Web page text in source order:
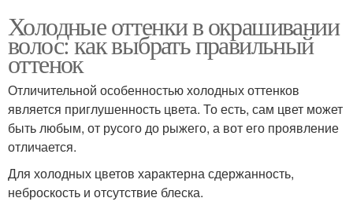
Холодные оттенки в окрашивании
волос: как выбрать правильный
оттенок
Отличительной особенностью холодных оттенков
является приглушенность цвета. То есть, сам цвет может
быть любым, от русого до рыжего, а вот его проявление
отличается.
Для холодных цветов характерна сдержанность,
неброскость и отсутствие блеска.